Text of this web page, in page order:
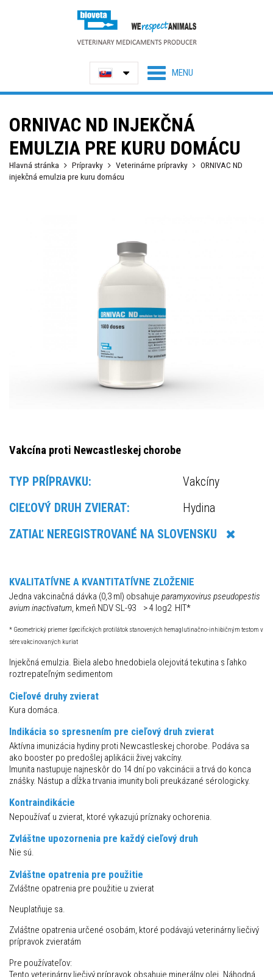
ORNIVAC ND INJEKČNÁ
EMULZIA PRE KURU DOMÁCU
Hlavná stránka Prípravky Veterinárne prípravky
ORNIVAC ND
injekčná emulzia pre kuru domácu
Vakcína proti Newcastleskej chorobe
TYP PRÍPRAVKU:
Vakcíny
CIEĽOVÝ DRUH ZVIERAT:
Hydina
ZATIAĽ NEREGISTROVANÉ NA SLOVENSKU
KVALITATÍVNE A KVANTITATÍVNE ZLOŽENIE
Jedna vakcinačná dávka (0,3 ml) obsahuje paramyxovirus pseudopestis
avium inactivatum, kmeň NDV SL-93 > 4 log2 HIT*
* Geometrický priemer špecifických protilátok stanovených hemaglutinačno-inhibičným testom v
sére vakcinovaných kuriat
Injekčná emulzia. Biela alebo hnedobiela olejovitá tekutina s ľahko
roztrepateľným sedimentom
Cieľové druhy zvierat
Kura domáca.
Indikácia so spresnením pre cieľový druh zvierat
Aktívna imunizácia hydiny proti Newcastleskej chorobe. Podáva sa
ako booster po predošlej aplikácii živej vakcíny.
Imunita nastupuje najneskôr do 14 dní po vakcinácii a trvá do konca
znášky. Nástup a dĺžka trvania imunity boli preukázané sérologicky.
Kontraindikácie
Nepoužívať u zvierat, ktoré vykazujú príznaky ochorenia.
Zvláštne upozornenia pre každý cieľový druh
Nie sú.
Zvláštne opatrenia pre použitie
Zvláštne opatrenia pre použitie u zvierat
Neuplatňuje sa.
Zvláštne opatrenia určené osobám, ktoré podávajú veterinárny liečivý
prípravok zvieratám
Pre používateľov:
Tento veterinárny liečivý prípravok obsahuje minerálny olej. Náhodná